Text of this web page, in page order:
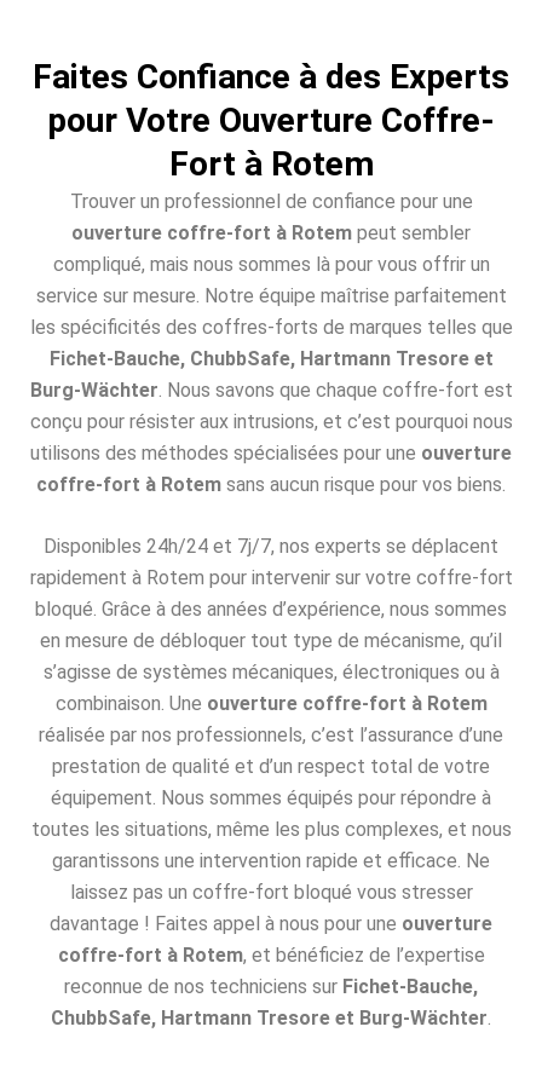
Faites Confiance à des Experts
pour Votre Ouverture Coffre-
Fort à Rotem
Trouver un professionnel de confiance pour une
ouverture coffre-fort à Rotem peut sembler
compliqué, mais nous sommes là pour vous offrir un
service sur mesure. Notre équipe maîtrise parfaitement
les spécificités des coffres-forts de marques telles que
Fichet-Bauche, ChubbSafe, Hartmann Tresore et
Burg-Wächter . Nous savons que chaque coffre-fort est
conçu pour résister aux intrusions, et c’est pourquoi nous
utilisons des méthodes spécialisées pour une ouverture
coffre-fort à Rotem sans aucun risque pour vos biens.
Disponibles 24h/24 et 7j/7, nos experts se déplacent
rapidement à Rotem pour intervenir sur votre coffre-fort
bloqué. Grâce à des années d’expérience, nous sommes
en mesure de débloquer tout type de mécanisme, qu’il
s’agisse de systèmes mécaniques, électroniques ou à
combinaison. Une ouverture coffre-fort à Rotem
réalisée par nos professionnels, c’est l’assurance d’une
prestation de qualité et d’un respect total de votre
équipement. Nous sommes équipés pour répondre à
toutes les situations, même les plus complexes, et nous
garantissons une intervention rapide et efficace. Ne
laissez pas un coffre-fort bloqué vous stresser
davantage ! Faites appel à nous pour une ouverture
coffre-fort à Rotem, et bénéficiez de l’expertise
reconnue de nos techniciens sur Fichet-Bauche,
ChubbSafe, Hartmann Tresore et Burg-Wächter.